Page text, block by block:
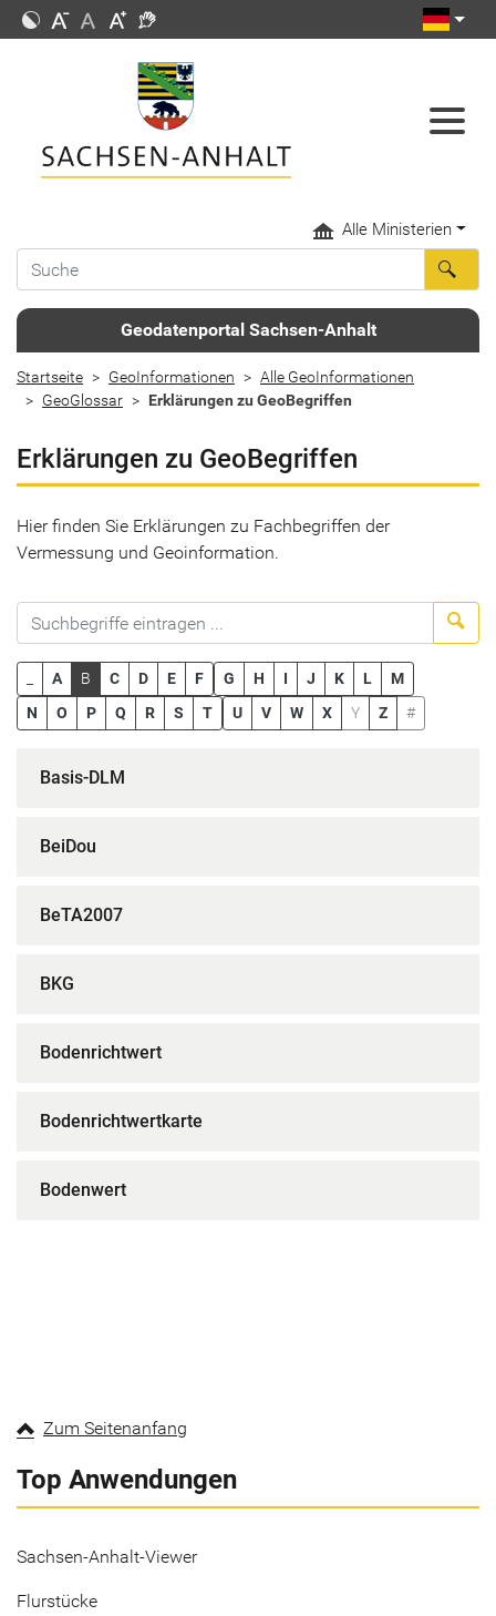
Alle Ministerien
Geodatenportal Sachsen-Anhalt
Startseite GeoInformationen
Alle GeoInformationen
GeoGlossar
Erklärungen zu GeoBegriffen
Erklärungen zu GeoBegriffen
Hier finden Sie Erklärungen zu Fachbegriffen der
Vermessung und Geoinformation.
A B C D E F G H I J K L
M
N
O P Q R S T U V W X Y Z #
Basis-DLM
BeiDou
BeTA2007
BKG
Bodenrichtwert
Bodenrichtwertkarte
Bodenwert
Zum Seitenanfang
Top Anwendungen
Sachsen-Anhalt-Viewer
Flurstücke